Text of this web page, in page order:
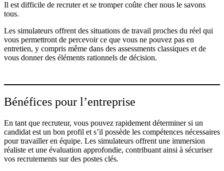
Il est difficile de recruter et se tromper coûte cher nous le savons
tous.
Les simulateurs offrent des situations de travail proches du réel qui
vous permettront de percevoir ce que vous ne pouvez pas en
entretien, y compris même dans des assessments classiques et de
vous donner des éléments rationnels de décision.
Bénéfices pour l’entreprise
En tant que recruteur, vous pouvez rapidement déterminer si un
candidat est un bon profil et s’il possède les compétences nécessaires
pour travailler en équipe. Les simulateurs offrent une immersion
réaliste et une évaluation approfondie, contribuant ainsi à sécuriser
vos recrutements sur des postes clés.